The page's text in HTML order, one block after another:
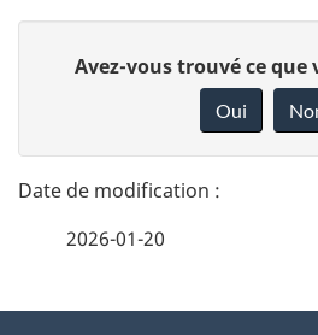
t
a
l
n
o
Avez-vous trouvé ce que
Oui
2026-01-20